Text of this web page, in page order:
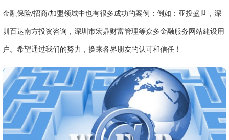
金融保险/招商/加盟领域中也有很多成功的案例；例如：亚投盛世，深
圳百达南方投资咨询，深圳市宏鼎财富管理等众多金融服务网站建设用
户。希望通过我们的努力，换来各界朋友的认可和信任！